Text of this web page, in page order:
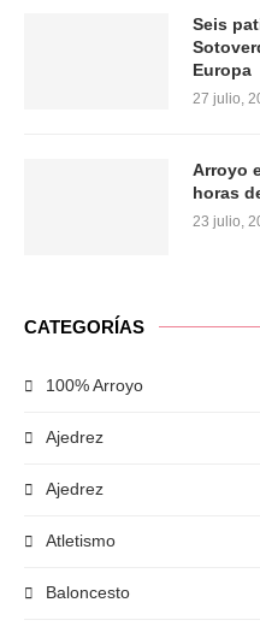
Seis
Europa
27 julio,
Arroyo
horas
23 julio,
CATEGORÍAS
100% Arroyo
Ajedrez
Ajedrez
Atletismo
Baloncesto